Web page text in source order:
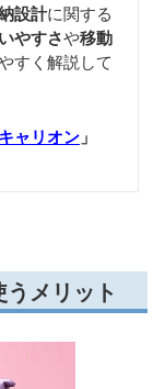
設計に関する
やすさや移動
すく解説して
ャリオン 」
メリット